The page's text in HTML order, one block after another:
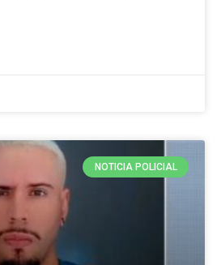
NOTICIA POLICIAL